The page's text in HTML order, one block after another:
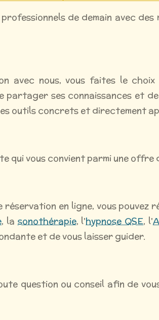
de demain avec
avec nous, vous faites le
partager ses connaissances et
outils concrets et directement
qui vous convient parmi une
en ligne, vous pouvez
, la sonothérapie, l'hypnose QSE, l'
et de vous laisser guider.
question ou conseil afin de